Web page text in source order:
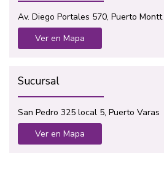
Av. Diego Portales 570, Puerto Montt
Ver en Mapa
Sucursal
San Pedro 325 local 5, Puerto Varas
Ver en Mapa